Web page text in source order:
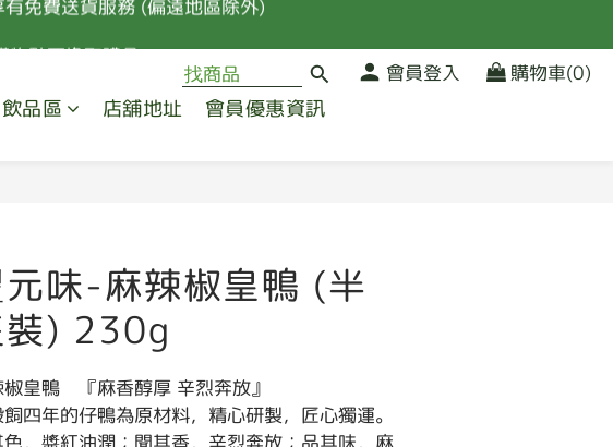
免費送貨服務 (偏遠地區除外)
點可換取禮品
會員登入 購物車(0)
飲品區 店舖地址 會員優惠資訊
味-麻辣椒皇鴨 (半
裝) 230g
皇鴨　『麻香醇厚 辛烈奔放』
四年的仔鴨為原材料，精心研製，匠心獨運。